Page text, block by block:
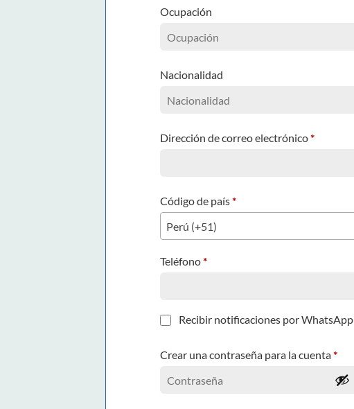
Ocupación
Nacionalidad
Dirección de correo electrónico*
Código de país*
Perú (+51)
Teléfono*
Recibir notificaciones por WhatsApp
Crear una contraseña para la cuenta*